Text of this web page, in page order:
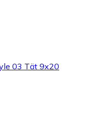
03 Tät 9x20